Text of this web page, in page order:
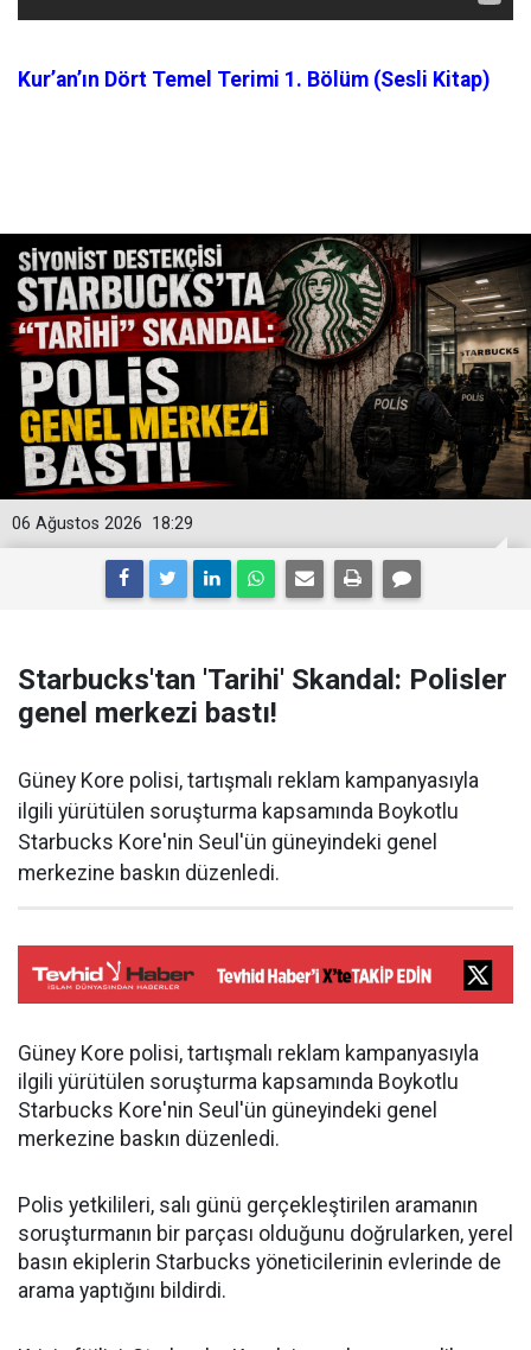
Kur’an’ın Dört Temel Terimi 1. Bölüm (Sesli Kitap)
18:29
06 Ağustos 2026
Starbucks'tan 'Tarihi' Skandal: Polisler
genel merkezi bastı!
Güney Kore polisi, tartışmalı reklam kampanyasıyla
ilgili yürütülen soruşturma kapsamında Boykotlu
Starbucks Kore'nin Seul'ün güneyindeki genel
merkezine baskın düzenledi.
Güney Kore polisi, tartışmalı reklam kampanyasıyla
ilgili yürütülen soruşturma kapsamında Boykotlu
Starbucks Kore'nin Seul'ün güneyindeki genel
merkezine baskın düzenledi.
Polis yetkilileri, salı günü gerçekleştirilen aramanın
soruşturmanın bir parçası olduğunu doğrularken, yerel
basın ekiplerin Starbucks yöneticilerinin evlerinde de
arama yaptığını bildirdi.